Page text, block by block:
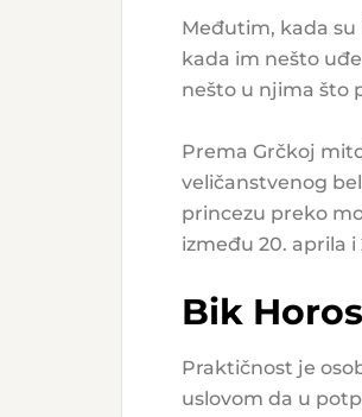
Međutim, kada
kada im nešto
nešto u njima što
Prema Grčkoj
veličanstvenog
princezu preko
između 20. aprila
Bik
Praktičnost je
uslovom da u